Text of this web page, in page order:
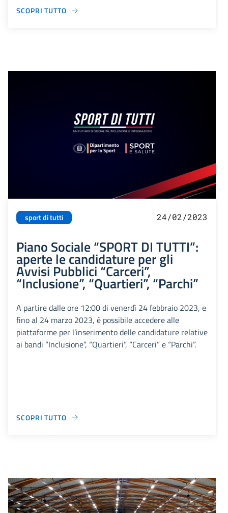
SCOPRI TUTTO
sport di tutti 24/02/2023
Piano Sociale “SPORT DI TUTTI”:
aperte le candidature per gli
Avvisi Pubblici “Carceri”,
“Inclusione”, “Quartieri”, “Parchi”
A partire dalle ore 12:00 di venerdì 24 febbraio 2023, e
fino al 24 marzo 2023, è possibile accedere alle
piattaforme per l’inserimento delle candidature relative
ai bandi “Inclusione”, “Quartieri”, “Carceri” e “Parchi”.
SCOPRI TUTTO